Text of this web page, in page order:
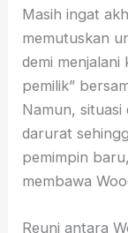
Masih ingat
memutuskan
demi menjalani
pemilik”
Namun, situasi
darurat
pemimpin
membawa
Reuni antara